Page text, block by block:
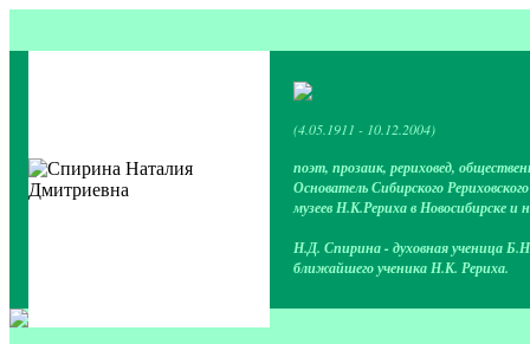
(4.05.1911 - 10.12.2004)
поэт, прозаик, рериховед,
Основатель Сибирского
музеев Н.К.Рериха в Новосибирске и
Н.Д. Спирина - духовная ученица
ближайшего ученика Н.К. Рериха.